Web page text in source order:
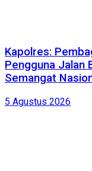
Kapolres:
Pengguna Jalan
Semangat
5 Agustus 2026